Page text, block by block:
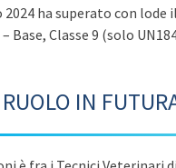
2024 ha superato con lode
Base, Classe 9 (solo
IN